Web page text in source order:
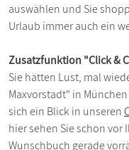
auswählen und Sie
Urlaub immer auch ein
Zusatzfunktion "Click &
Sie hätten Lust, mal
Maxvorstadt" in
sich ein Blick in unseren
hier sehen Sie schon vor
Wunschbuch gerade